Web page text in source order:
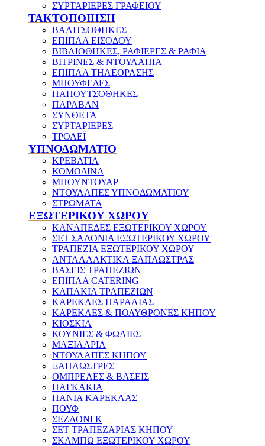
ΣΥΡΤΑΡΙΕΡΕΣ ΓΡΑΦΕΙΟΥ
ΤΑΚΤΟΠΟΙΗΣΗ
ΒΑΛΙΤΣΟΘΗΚΕΣ
ΕΠΙΠΛΑ ΕΙΣΟΔΟΥ
ΒΙΒΛΙΟΘΗΚΕΣ, ΡΑΦΙΕΡΕΣ & ΡΑΦΙΑ
ΒΙΤΡΙΝΕΣ & ΝΤΟΥΛΑΠΙΑ
ΕΠΙΠΛΑ ΤΗΛΕΟΡΑΣΗΣ
ΜΠΟΥΦΕΔΕΣ
ΠΑΠΟΥΤΣΟΘΗΚΕΣ
ΠΑΡΑΒΑΝ
ΣΥΝΘΕΤΑ
ΣΥΡΤΑΡΙΕΡΕΣ
ΤΡΟΛΕΪ
ΥΠΝΟΔΩΜΑΤΙΟ
ΚΡΕΒΑΤΙΑ
ΚΟΜΟΔΙΝΑ
ΜΠΟΥΝΤΟΥΑΡ
ΝΤΟΥΛΑΠΕΣ ΥΠΝΟΔΩΜΑΤΙΟΥ
ΣΤΡΩΜΑΤΑ
ΕΞΩΤΕΡΙΚΟΥ ΧΩΡΟΥ
ΚΑΝΑΠΕΔΕΣ ΕΞΩΤΕΡΙΚΟΥ ΧΩΡΟΥ
ΣΕΤ ΣΑΛΟΝΙΑ ΕΞΩΤΕΡΙΚΟΥ ΧΩΡΟΥ
ΤΡΑΠΕΖΙΑ ΕΞΩΤΕΡΙΚΟΥ ΧΩΡΟΥ
ΑΝΤΑΛΛΑΚΤΙΚΑ ΞΑΠΛΩΣΤΡΑΣ
ΒΑΣΕΙΣ ΤΡΑΠΕΖΙΩΝ
ΕΠΙΠΛΑ CATERING
ΚΑΠΑΚΙΑ ΤΡΑΠΕΖΙΩΝ
ΚΑΡΕΚΛΕΣ ΠΑΡΑΛΙΑΣ
ΚΑΡΕΚΛΕΣ & ΠΟΛΥΘΡΟΝΕΣ ΚΗΠΟΥ
ΚΙΟΣΚΙΑ
ΚΟΥΝΙΕΣ & ΦΩΛΙΕΣ
ΜΑΞΙΛΑΡΙΑ
ΝΤΟΥΛΑΠΕΣ ΚΗΠΟΥ
ΞΑΠΛΩΣΤΡΕΣ
ΟΜΠΡΕΛΕΣ & ΒΑΣΕΙΣ
ΠΑΓΚΑΚΙΑ
ΠΑΝΙΑ ΚΑΡΕΚΛΑΣ
ΠΟΥΦ
ΣΕΖΛΟΝΓΚ
ΣΕΤ ΤΡΑΠΕΖΑΡΙΑΣ ΚΗΠΟΥ
ΣΚΑΜΠΩ ΕΞΩΤΕΡΙΚΟΥ ΧΩΡΟΥ